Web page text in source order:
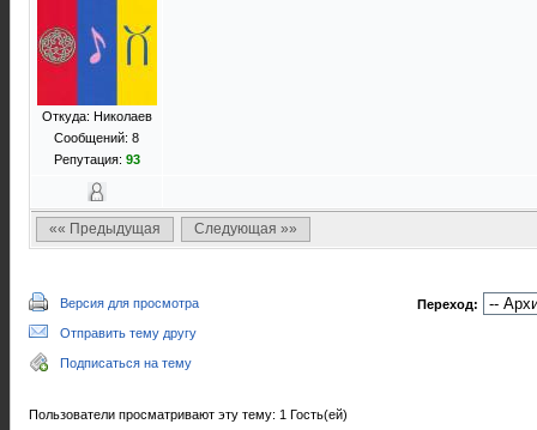
Откуда: Николаев
Сообщений: 8
Репутация: 93
«« Предыдущая Следующая »»
Версия для просмотра
Отправить тему другу
Подписаться на тему
Переход:
Пользователи просматривают эту тему: 1 Гость(ей)